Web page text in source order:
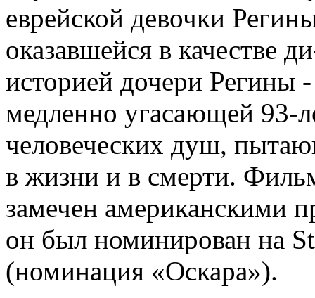
еврейской девочки
оказавшейся в качестве
историей дочери Регины
медленно угасающей 93-
человеческих душ,
в жизни и в смерти.
замечен американскими
он был номинирован на
(номинация «Оскара»).